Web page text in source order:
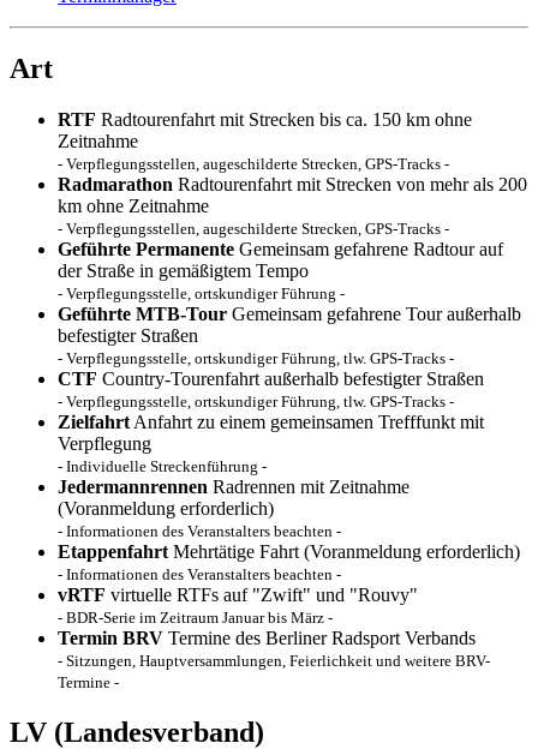
Art
RTF Radtourenfahrt mit Strecken bis ca. 150 km ohne
Zeitnahme
- Verpflegungsstellen, augeschilderte Strecken, GPS-Tracks -
Radmarathon Radtourenfahrt mit Strecken von mehr als 200
km ohne Zeitnahme
- Verpflegungsstellen, augeschilderte Strecken, GPS-Tracks -
Geführte Permanente Gemeinsam gefahrene Radtour auf
der Straße in gemäßigtem Tempo
- Verpflegungsstelle, ortskundiger Führung -
Geführte MTB-Tour Gemeinsam gefahrene Tour außerhalb
befestigter Straßen
- Verpflegungsstelle, ortskundiger Führung, tlw. GPS-Tracks -
CTF Country-Tourenfahrt außerhalb befestigter Straßen
- Verpflegungsstelle, ortskundiger Führung, tlw. GPS-Tracks -
Zielfahrt Anfahrt zu einem gemeinsamen Trefffunkt mit
Verpflegung
- Individuelle Streckenführung -
Jedermannrennen Radrennen mit Zeitnahme
(Voranmeldung erforderlich)
- Informationen des Veranstalters beachten -
Etappenfahrt Mehrtätige Fahrt (Voranmeldung erforderlich)
- Informationen des Veranstalters beachten -
vRTF virtuelle RTFs auf "Zwift" und "Rouvy"
- BDR-Serie im Zeitraum Januar bis März -
Termin BRV Termine des Berliner Radsport Verbands
- Sitzungen, Hauptversammlungen, Feierlichkeit und weitere BRV-
Termine -
LV (Landesverband)